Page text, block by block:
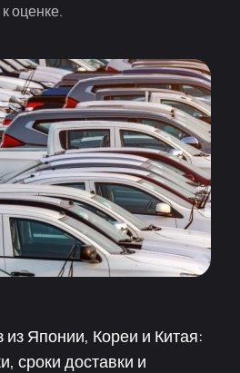
оценке.
из Японии, Кореи и Китая:
сроки доставки и